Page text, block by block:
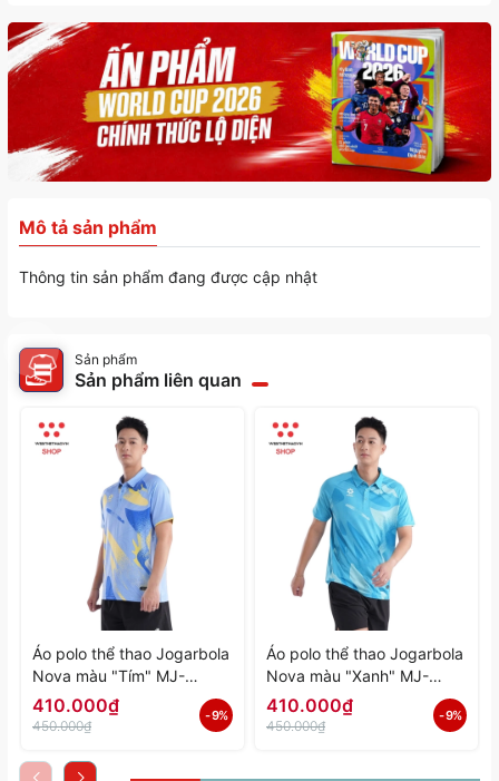
Mô tả sản phẩm
Thông tin sản phẩm đang được cập nhật
Sản phẩm
Sản phẩm liên quan
Áo polo thể thao Jogarbola
Nova màu "Tím" MJ-
A4197-04 - Hàng Chính
Hãng
410.000₫
450.000₫
- 9%
Áo polo thể thao Jogarbola
Nova màu "Xanh" MJ-
A4197-03 - Hàng Chính
Hãng
410.000₫
450.000₫
- 9%